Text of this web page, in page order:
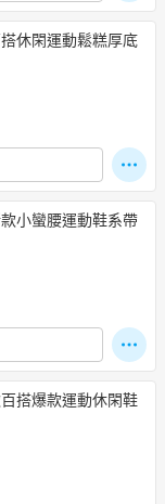
休閑運動鬆糕厚底
小蠻腰運動鞋系帶
搭爆款運動休閑鞋